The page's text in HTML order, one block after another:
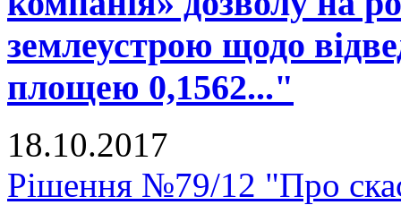
землеустрою щодо
площею 0,1562..."
18.10.2017
Рішення №79/12 "Про